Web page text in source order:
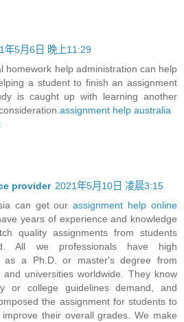
年5月6日 晚上11:29
homework help administration can help
a student to finish an assignment
is caught up with learning another
assignment help australia
provider 2021年5月10日 凌晨3:15
can get ourassignment help online
years of experience and knowledge
quality assignments from students
All we professionals have high
as a Ph.D. or master's degree from
and universities worldwide. They know
or college guidelines demand, and
the assignment for students to
their overall grades. We make